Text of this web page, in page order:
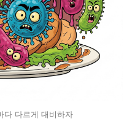
다 다르게 대비하자